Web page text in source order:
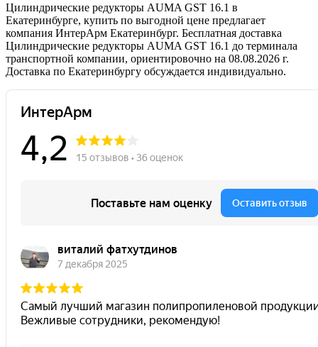
Цилиндрические редукторы AUMA GST 16.1 в
Екатеринбурге, купить по выгодной цене предлагает
компания ИнтерАрм Екатеринбург. Бесплатная доставка
Цилиндрические редукторы AUMA GST 16.1 до терминала
транспортной компании, ориентировочно на 08.08.2026 г.
Доставка по Екатеринбургу обсуждается индивидуально.